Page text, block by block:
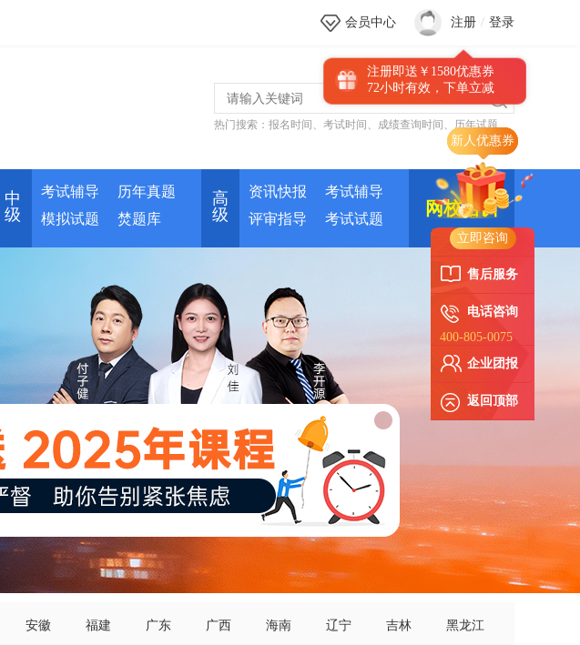
立即咨询
售后服务
电话咨询
400-805-0075
企业团报
返回顶部
会员中心 注册 / 登录
注册即送￥1580优惠券
72小时有效，下单立减
热门搜索： 报名时间 、 考试时间 、 成绩查询时间 、 历年试题
中
级
考试辅导
历年真题
模拟试题
焚题库
高
级
资讯快报
考试辅导
评审指导
考试试题
网校培训
安徽 福建 广东 广西 海南 辽宁 吉林
黑龙江